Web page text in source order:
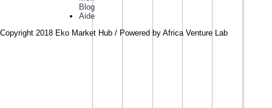
Blog
Aide
Copyright 2018 Eko Market Hub / Powered by Africa Venture Lab